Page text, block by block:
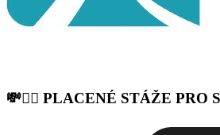
💸👩‍⚕️ PLACENÉ STÁŽE PRO